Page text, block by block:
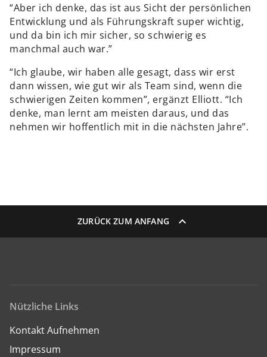
“Aber ich denke, das ist aus Sicht der persönlichen
Entwicklung und als Führungskraft super wichtig,
und da bin ich mir sicher, so schwierig es
manchmal auch war.”
“Ich glaube, wir haben alle gesagt, dass wir erst
dann wissen, wie gut wir als Team sind, wenn die
schwierigen Zeiten kommen”, ergänzt Elliott. “Ich
denke, man lernt am meisten daraus, und das
nehmen wir hoffentlich mit in die nächsten Jahre”.
ZURÜCK ZUM ANFANG
Nützliche Links
Kontakt Aufnehmen
Impressum